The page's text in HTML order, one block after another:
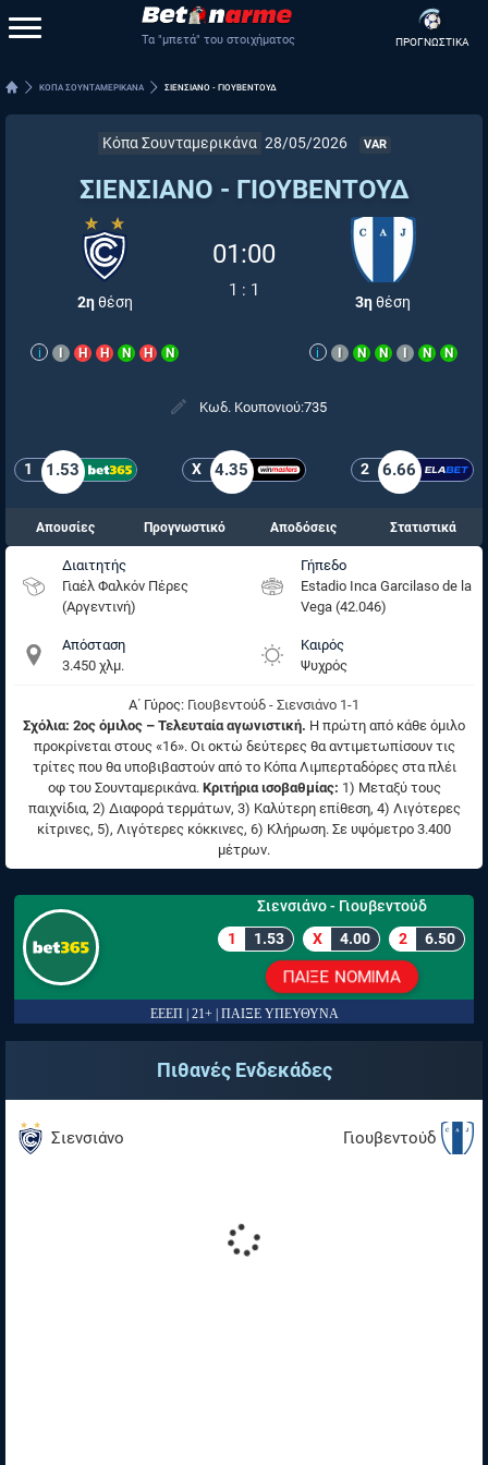
Τα "μπετά" του στοιχήματος ΠΡΟΓΝΩΣΤΙΚΑ
ΚΟΠΑ ΣΟΥΝΤΑΜΕΡΙΚΑΝΑ ΣΙΕΝΣΙΑΝΟ - ΓΙΟΥΒΕΝΤΟΥΔ
Κόπα Σουνταμερικάνα 28/05/2026 VAR
ΣΙΕΝΣΙΑΝΟ - ΓΙΟΥΒΕΝΤΟΥΔ
2ηθέση
i Ι Η Η Ν Η Ν
01:00
1 : 1
3ηθέση
i Ι Ν Ν Ι Ν Ν
Κωδ. Κουπονιού:735
1 1.53 X 4.35 2 6.66
Απουσίες Προγνωστικό Αποδόσεις Στατιστικά
Διαιτητής
Γιαέλ Φαλκόν Πέρες
(Αργεντινή)
Γήπεδο
Estadio Inca Garcilaso de la
Vega (42.046)
Απόσταση
3.450 χλμ.
Καιρός
Ψυχρός
Α΄ Γύρος: Γιουβεντούδ - Σιενσιάνο 1-1
Σχόλια: 2ος όμιλος – Τελευταία αγωνιστική. H πρώτη από κάθε όμιλο
προκρίνεται στους «16». Οι οκτώ δεύτερες θα αντιμετωπίσουν τις
τρίτες που θα υποβιβαστούν από το Κόπα Λιμπερταδόρες στα πλέι
οφ του Σουνταμερικάνα. Κριτήρια ισοβαθμίας: 1) Μεταξύ τους
παιχνίδια, 2) Διαφορά τερμάτων, 3) Καλύτερη επίθεση, 4) Λιγότερες
κίτρινες, 5), Λιγότερες κόκκινες, 6) Κλήρωση. Σε υψόμετρο 3.400
μέτρων.
Σιενσιάνο - Γιουβεντούδ
1
1.53 X 4.00 2 6.50
ΠΑΙΞΕ ΝΟΜΙΜΑ
ΕΕΕΠ | 21+ | ΠΑΙΞΕ ΥΠΕΥΘΥΝΑ
Πιθανές Ενδεκάδες
Σιενσιάνο Γιουβεντούδ